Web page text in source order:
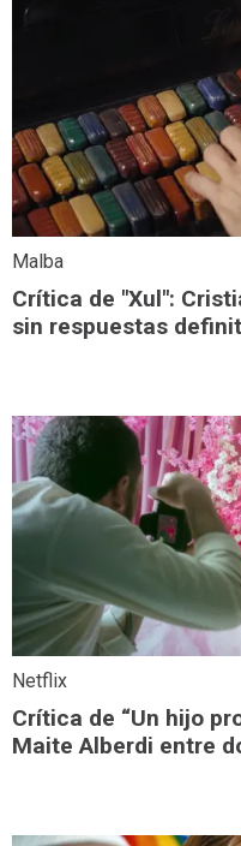
Malba
Crítica de "Xul":
sin respuestas
Netflix
Crítica de “Un hijo
Maite Alberdi entre